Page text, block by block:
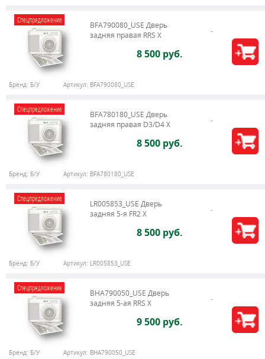
Спецпредложение
BFA790080_USE Дверь
задняя правая RRS X
8 500 руб.
Бренд: Б/У Артикул: BFA790080_USE
Спецпредложение
BFA780180_USE Дверь
задняя правая D3/D4 X
8 500 руб.
Бренд: Б/У Артикул: BFA780180_USE
Спецпредложение
LR005853_USE Дверь
задняя 5-я FR2 X
8 500 руб.
Бренд: Б/У Артикул: LR005853_USE
Спецпредложение
BHA790050_USE Дверь
задняя 5-ая RRS X
9 500 руб.
Бренд: Б/У Артикул: BHA790050_USE